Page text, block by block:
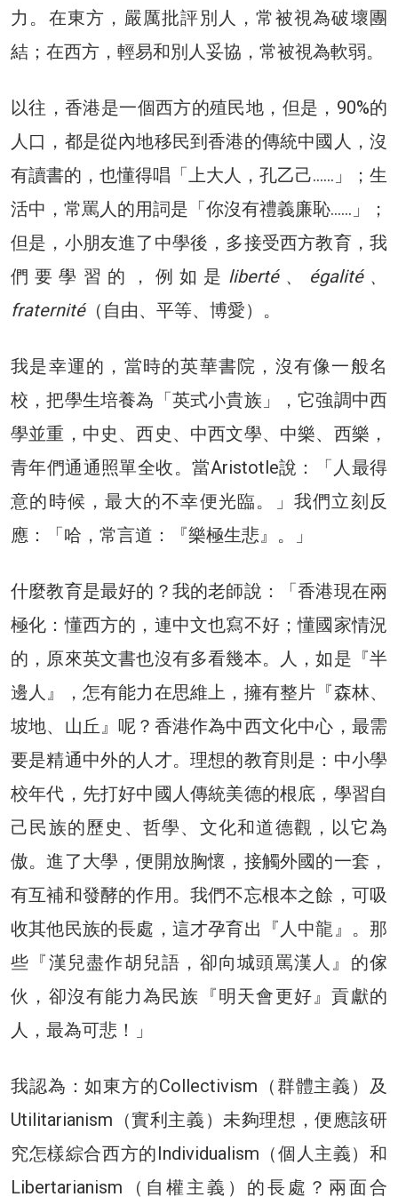
力。在東方，嚴厲批評別人，常被視為破壞團
結；在西方，輕易和別人妥協，常被視為軟弱。
以往，香港是一個西方的殖民地，但是，90%的
人口，都是從內地移民到香港的傳統中國人，沒
有讀書的，也懂得唱「上大人，孔乙己……」；生
活中，常罵人的用詞是「你沒有禮義廉恥……」；
但是，小朋友進了中學後，多接受西方教育，我
們要學習的，例如是 liberté、égalité、
fraternité（自由、平等、博愛）。
我是幸運的，當時的英華書院，沒有像一般名
校，把學生培養為「英式小貴族」，它強調中西
學並重，中史、西史、中西文學、中樂、西樂，
青年們通通照單全收。當Aristotle說：「人最得
意的時候，最大的不幸便光臨。」我們立刻反
應：「哈，常言道：『樂極生悲』。」
什麼教育是最好的？我的老師說：「香港現在兩
極化：懂西方的，連中文也寫不好；懂國家情況
的，原來英文書也沒有多看幾本。人，如是『半
邊人』，怎有能力在思維上，擁有整片『森林、
坡地、山丘』呢？香港作為中西文化中心，最需
要是精通中外的人才。理想的教育則是：中小學
校年代，先打好中國人傳統美德的根底，學習自
己民族的歷史、哲學、文化和道德觀，以它為
傲。進了大學，便開放胸懷，接觸外國的一套，
有互補和發酵的作用。我們不忘根本之餘，可吸
收其他民族的長處，這才孕育出『人中龍』。那
些『漢兒盡作胡兒語，卻向城頭罵漢人』的傢
伙，卻沒有能力為民族『明天會更好』貢獻的
人，最為可悲！」
我認為：如東方的Collectivism（群體主義）及
Utilitarianism（實利主義）未夠理想，便應該研
究怎樣綜合西方的Individualism（個人主義）和
Libertarianism（自權主義）的長處？兩面合